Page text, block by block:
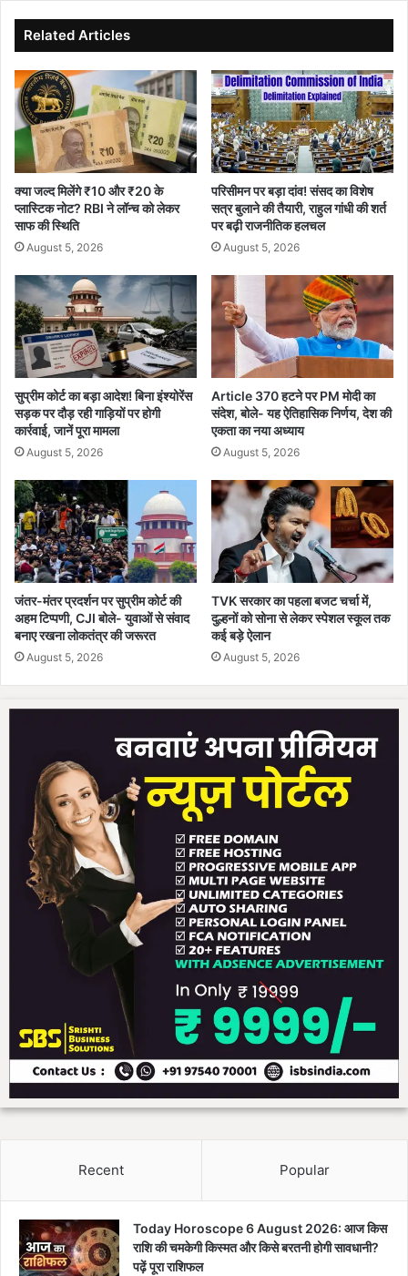
ला
आ
दे
श
,
9
प्र
शा
स
नि
अ
फ
स
र
ब
द
ले
,
इं
द्र
त
ब
र्म
न
ब
ने
स्वा
स्थ्य
सं
चा
Related Articles
क्या जल्द मिलेंगे ₹10 और ₹20 के
प्लास्टिक नोट? RBI ने लॉन्च को लेकर
साफ की स्थिति
August 5, 2026
परिसीमन पर बड़ा दांव! संसद का विशेष
सत्र बुलाने की तैयारी, राहुल गांधी की शर्त
पर बढ़ी राजनीतिक हलचल
August 5, 2026
सुप्रीम कोर्ट का बड़ा आदेश! बिना इंश्योरेंस
सड़क पर दौड़ रही गाड़ियों पर होगी
कार्रवाई, जानें पूरा मामला
August 5, 2026
Article 370 हटने पर PM मोदी का
संदेश, बोले- यह ऐतिहासिक निर्णय, देश की
एकता का नया अध्याय
August 5, 2026
जंतर-मंतर प्रदर्शन पर सुप्रीम कोर्ट की
अहम टिप्पणी, CJI बोले- युवाओं से संवाद
बनाए रखना लोकतंत्र की जरूरत
August 5, 2026
TVK सरकार का पहला बजट चर्चा में,
दुल्हनों को सोना से लेकर स्पेशल स्कूल तक
कई बड़े ऐलान
August 5, 2026
Recent Popular
Today Horoscope 6 August 2026: आज किस
राशि की चमकेगी किस्मत और किसे बरतनी होगी सावधानी?
पढ़ें पूरा राशिफल